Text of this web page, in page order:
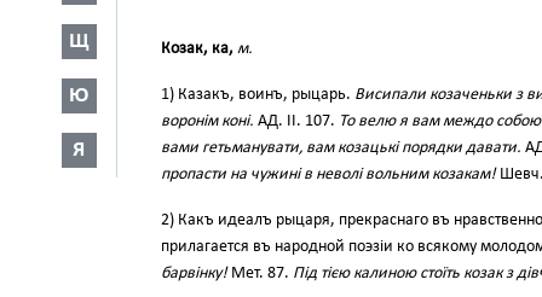
Щ
Ю
Я
Козак, ка, м.
1) Казакъ, воинъ, рыцарь. Висипали козаченьки з
воронім коні. АД. II. 107. То велю я вам междо собою
вами гетьманувати, вам козацькі порядки давати.
пропасти на чужині в неволі вольним козакам!
2) Какъ идеалъ рыцаря, прекраснаго въ
прилагается въ народной поэзіи ко всякому
барвінку!Мет. 87. Під тією калиною стоїть козак з